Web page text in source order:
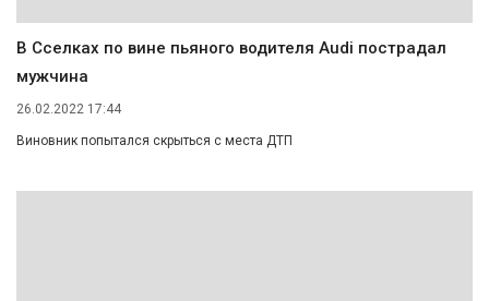
В Сселках по вине пьяного водителя Audi пострадал
мужчина
26.02.2022 17:44
Виновник попытался скрыться с места ДТП